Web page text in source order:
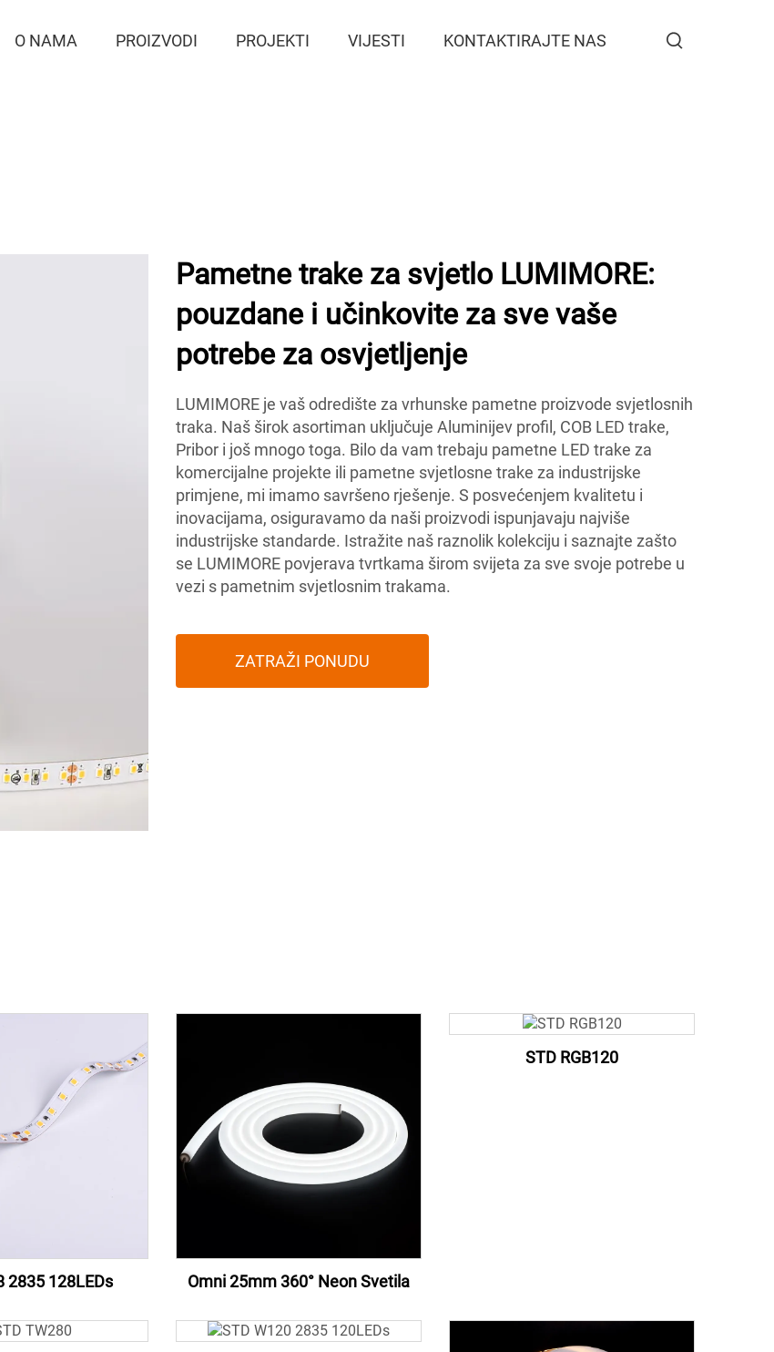
O NAMA PROIZVODI PROJEKTI VIJESTI KONTAKTIRAJTE NAS
Pametne trake za svjetlo LUMIMORE:
pouzdane i učinkovite za sve vaše
potrebe za osvjetljenje
LUMIMORE je vaš odredište za vrhunske pametne proizvode svjetlosnih
traka. Naš širok asortiman uključuje Aluminijev profil, COB LED trake,
Pribor i još mnogo toga. Bilo da vam trebaju pametne LED trake za
komercijalne projekte ili pametne svjetlosne trake za industrijske
primjene, mi imamo savršeno rješenje. S posvećenjem kvalitetu i
inovacijama, osiguravamo da naši proizvodi ispunjavaju najviše
industrijske standarde. Istražite naš raznolik kolekciju i saznajte zašto
se LUMIMORE povjerava tvrtkama širom svijeta za sve svoje potrebe u
vezi s pametnim svjetlosnim trakama.
ZATRAŽI PONUDU
2835 128LEDs Omni 25mm 360° Neon Svetila
STD RGB120